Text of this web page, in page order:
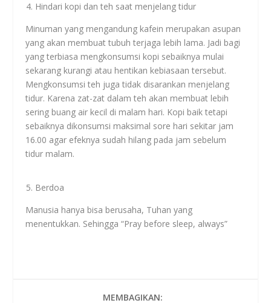
Hindari kopi dan teh saat menjelang tidur
Minuman yang mengandung kafein merupakan asupan
yang akan membuat tubuh terjaga lebih lama. Jadi bagi
yang terbiasa mengkonsumsi kopi sebaiknya mulai
sekarang kurangi atau hentikan kebiasaan tersebut.
Mengkonsumsi teh juga tidak disarankan menjelang
tidur. Karena zat-zat dalam teh akan membuat lebih
sering buang air kecil di malam hari. Kopi baik tetapi
sebaiknya dikonsumsi maksimal sore hari sekitar jam
16.00 agar efeknya sudah hilang pada jam sebelum
tidur malam.
Berdoa
Manusia hanya bisa berusaha, Tuhan yang
menentukkan. Sehingga “Pray before sleep, always”
MEMBAGIKAN: